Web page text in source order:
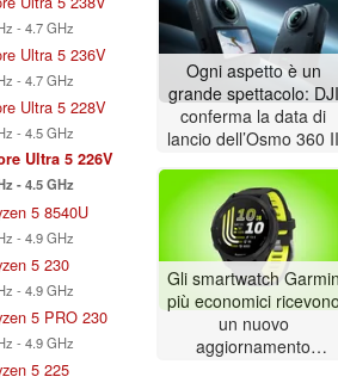
- 4.7 GHz
Ultra 5 236V
- 4.7 GHz
Ultra 5 228V
- 4.5 GHz
Ultra 5 226V
- 4.5 GHz
5 8540U
- 4.9 GHz
5 230
- 4.9 GHz
5 PRO 230
- 4.9 GHz
5 225
Ogni aspetto è un
grande spettacolo: DJI
conferma la data di
lancio dell’Osmo 360 II
Gli smartwatch Garmin
più economici ricevono
un nuovo
aggiornamento